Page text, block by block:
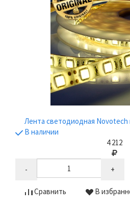
Лента светодиодная Novotech
В наличии
4 212
- +
Сравнить В